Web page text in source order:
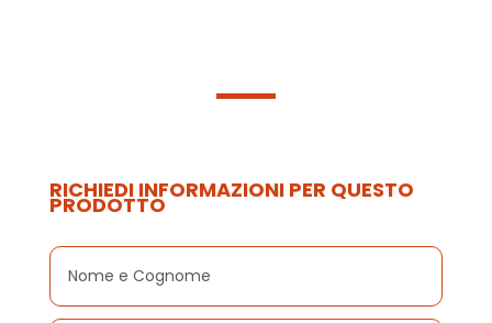
RICHIEDI INFORMAZIONI PER QUESTO
PRODOTTO